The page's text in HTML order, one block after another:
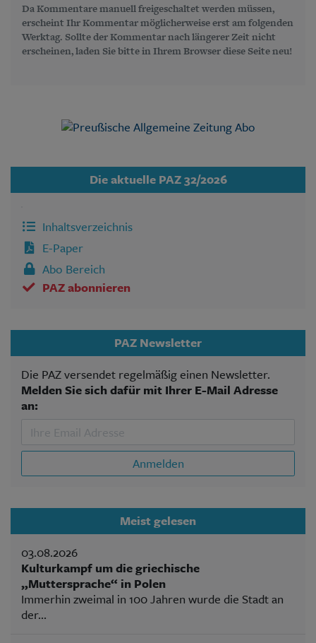
Da Kommentare manuell freigeschaltet werden müssen,
erscheint Ihr Kommentar möglicherweise erst am folgenden
Werktag. Sollte der Kommentar nach längerer Zeit nicht
erscheinen, laden Sie bitte in Ihrem Browser diese Seite neu!
Die aktuelle PAZ 32/2026
Inhaltsverzeichnis
E-Paper
Abo Bereich
PAZ abonnieren
PAZ Newsletter
Die PAZ versendet regelmäßig einen Newsletter.
Melden Sie sich dafür mit Ihrer E-Mail Adresse
an:
Anmelden
Meist gelesen
03.08.2026
Kulturkampf um die griechische
„Muttersprache“ in Polen
Immerhin zweimal in 100 Jahren wurde die Stadt an
der...